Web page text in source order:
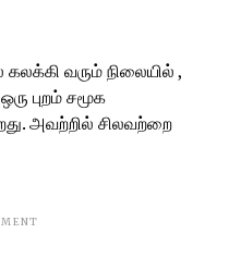
வரும் நிலையில் ,
புறம் சமூக
அவற்றில் சிலவற்றை